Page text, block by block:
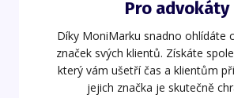
Pro advokáty
Díky MoniMarku snadno ohlídáte
značek svých klientů. Získáte
který vám ušetří čas a klientům
jejich značka je skutečně